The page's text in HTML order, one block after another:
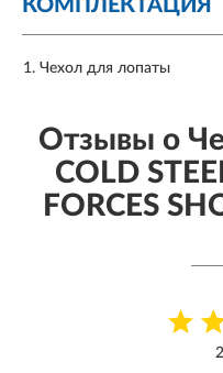
КОМПЛЕКТАЦИЯ
Чехол для лопаты
Отзывы о
COLD
FORCES